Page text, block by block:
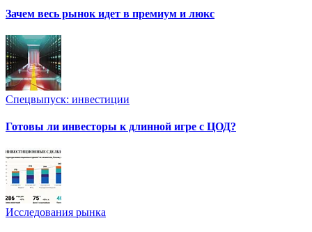
Зачем весь рынок идет в премиум и люкс
Спецвыпуск: инвестиции
Готовы ли инвесторы к длинной игре с ЦОД?
Исследования рынка